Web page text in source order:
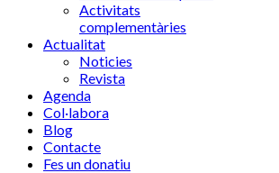
Activitats
complementàries
Actualitat
Noticies
Revista
Agenda
Col·labora
Blog
Contacte
Fes un donatiu